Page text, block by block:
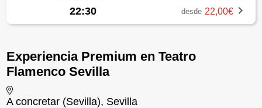
22:30 desde 22,00€
Experiencia Premium en Teatro
Flamenco Sevilla
A concretar (Sevilla), Sevilla